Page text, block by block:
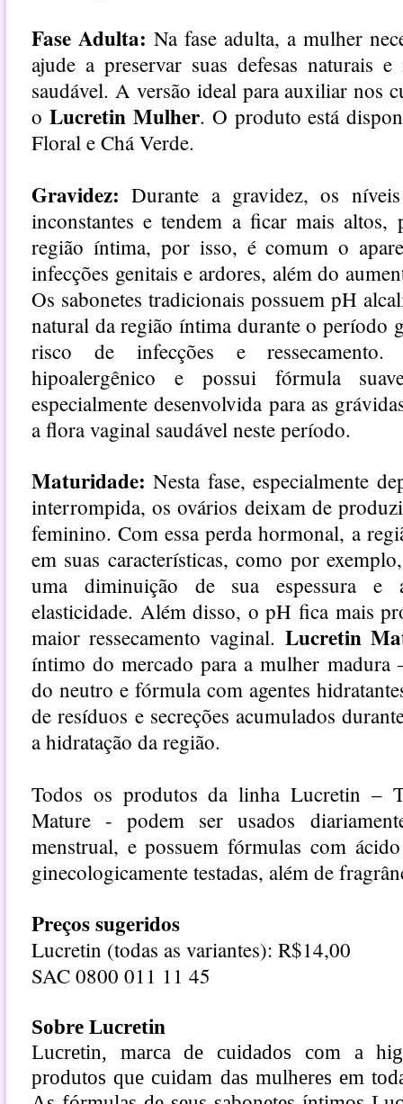
Fase Adulta: Na fase adulta, a mulher
ajude a preservar suas defesas naturais
saudável. A versão ideal para auxiliar nos
o Lucretin Mulher. O produto está
Floral e Chá Verde.
Gravidez: Durante a gravidez, os
inconstantes e tendem a ficar mais altos,
região íntima, por isso, é comum o
infecções genitais e ardores, além do
Os sabonetes tradicionais possuem pH
natural da região íntima durante o período
risco de infecções e
hipoalergênico e possui fórmula
especialmente desenvolvida para as
a flora vaginal saudável neste período.
Maturidade: Nesta fase, especialmente
interrompida, os ovários deixam de
feminino. Com essa perda hormonal, a
em suas características, como por
uma diminuição de sua espessura e
elasticidade. Além disso, o pH fica mais
maior ressecamento vaginal. Lucretin
íntimo do mercado para a mulher
do neutro e fórmula com agentes
de resíduos e secreções acumulados
a hidratação da região.
Todos os produtos da linha Lucretin –
Mature - podem ser usados
menstrual, e possuem fórmulas com
ginecologicamente testadas, além de
Preços sugeridos
Lucretin (todas as variantes): R$14,00
SAC 0800 011 11 45
Sobre Lucretin
Lucretin, marca de cuidados com a
produtos que cuidam das mulheres em